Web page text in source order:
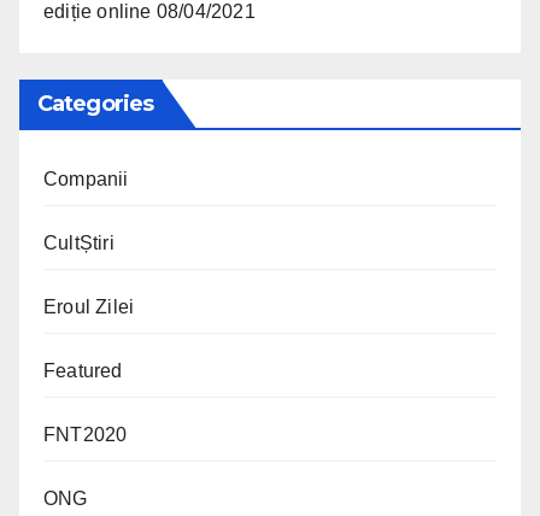
ediție online 08/04/2021
Categories
Companii
CultȘtiri
Eroul Zilei
Featured
FNT2020
ONG